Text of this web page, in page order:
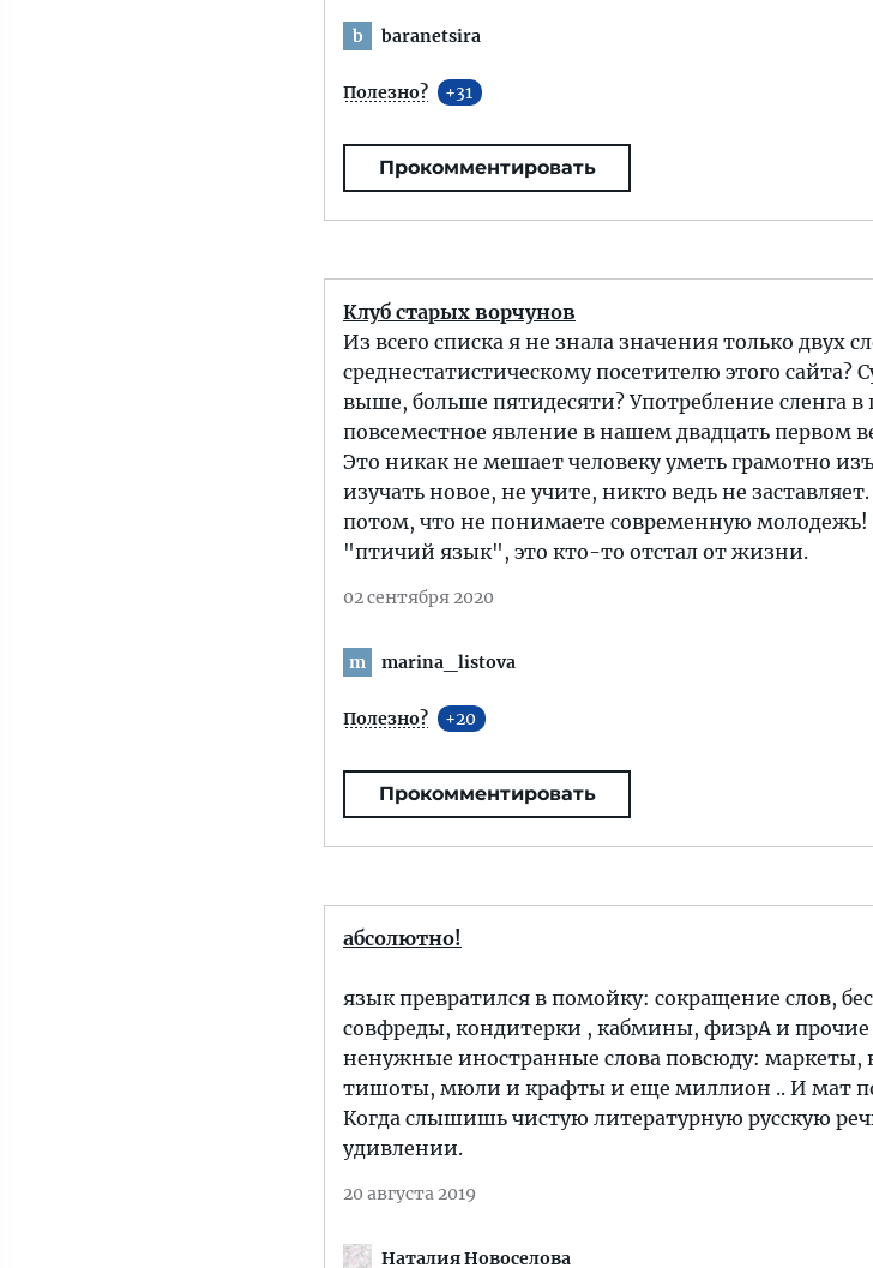
b baranetsira
Полезно? 31
Прокомментировать
Клуб старых ворчунов
Из всего списка я не знала значения только двух
среднестатистическому посетителю этого
выше, больше пятидесяти? Употребление сленга
повсеместное явление в нашем двадцать первом
Это никак не мешает человеку уметь грамотно
изучать новое, не учите, никто ведь не
потом, что не понимаете современную
"птичий язык", это кто-то отстал от жизни.
02 сентября 2020
m marina_listova
Полезно? 20
Прокомментировать
абсолютно!
язык превратился в помойку: сокращение слов,
совфреды, кондитерки , кабмины, физрА и
ненужные иностранные слова повсюду: маркеты,
тишоты, мюли и крафты и еще миллион .. И мат
Когда слышишь чистую литературную русскую
удивлении.
20 августа 2019
Наталия Новоселова